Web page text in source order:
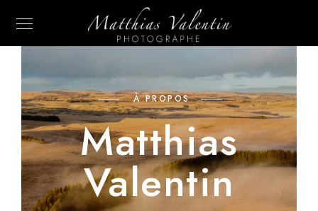
À PROPOS
Matthias
Valentin